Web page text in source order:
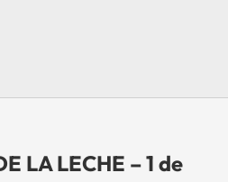
LA LECHE – 1 de